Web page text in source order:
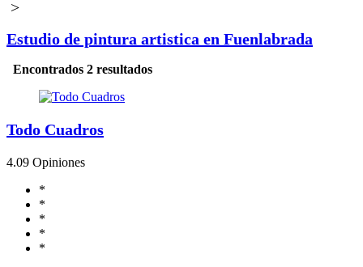
>
Estudio de pintura artistica en Fuenlabrada
Encontrados 2 resultados
Todo Cuadros
4.09 Opiniones
*
*
*
*
*